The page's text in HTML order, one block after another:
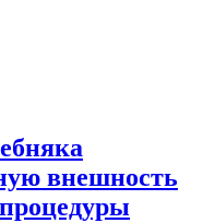
внешность